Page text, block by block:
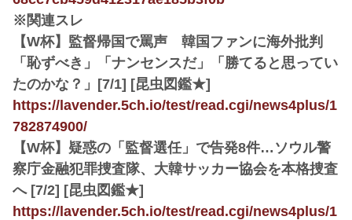
※関連スレ
【W杯】監督帰国で罵声 韓国ファンに海外批判
「恥ずべき」「ナンセンスだ」「勝てると思ってい
たのかな？」[7/1] [昆虫図鑑★]
https://lavender.5ch.io/test/read.cgi/news4plus/1
782874900/
【W杯】疑惑の「監督選任」で告発8件…ソウル警
察庁金融犯罪捜査隊、大韓サッカー協会を本格捜査
へ [7/2] [昆虫図鑑★]
https://lavender.5ch.io/test/read.cgi/news4plus/1